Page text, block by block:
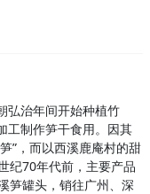
弘治年间开始种植竹
工制作笋干食用。因其
”，而以西溪鹿庵村的甜
纪70年代前，主要产品
笋罐头，销往广州、深